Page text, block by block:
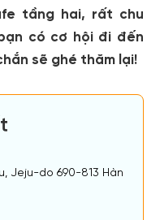
tầng hai, rất chu
có cơ hội đi đến
sẽ ghé thăm lại!
Jeju-do 690-813 Hàn